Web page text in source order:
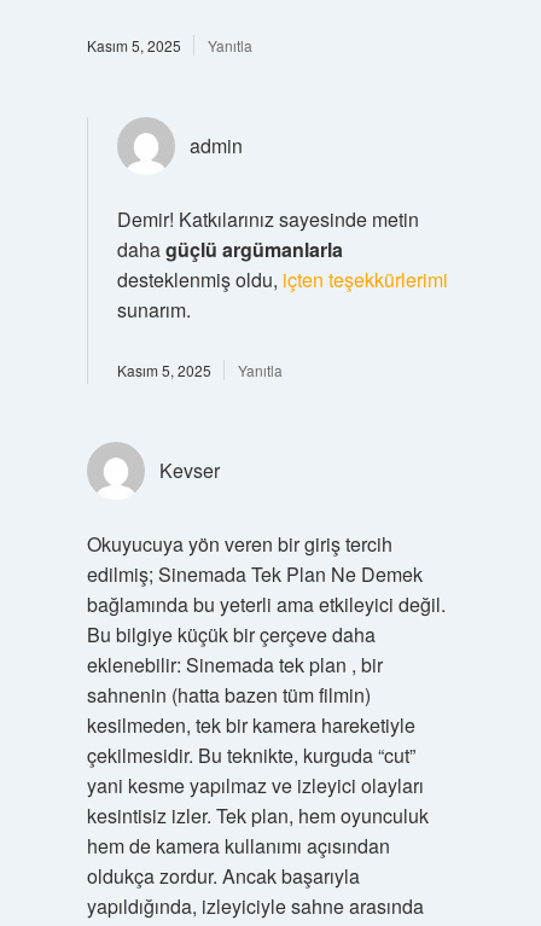
Kasım 5, 2025 Yanıtla
admin
Demir! Katkılarınız sayesinde metin
dahagüçlü argümanlarla
desteklenmiş oldu, içten teşekkürlerimi
sunarım.
Kasım 5, 2025 Yanıtla
Kevser
Okuyucuya yön veren bir giriş tercih
edilmiş; Sinemada Tek Plan Ne Demek
bağlamında bu yeterli ama etkileyici değil.
Bu bilgiye küçük bir çerçeve daha
eklenebilir: Sinemada tek plan , bir
sahnenin (hatta bazen tüm filmin)
kesilmeden, tek bir kamera hareketiyle
çekilmesidir. Bu teknikte, kurguda “cut”
yani kesme yapılmaz ve izleyici olayları
kesintisiz izler. Tek plan, hem oyunculuk
hem de kamera kullanımı açısından
oldukça zordur. Ancak başarıyla
yapıldığında, izleyiciyle sahne arasında